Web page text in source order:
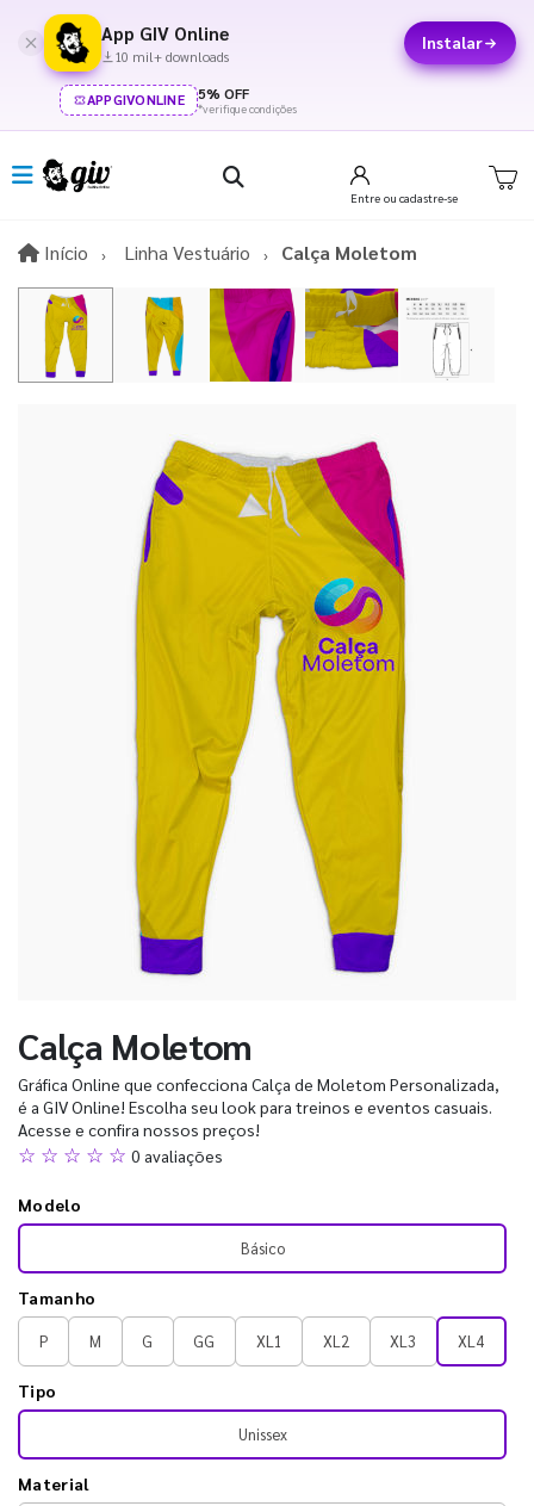
App GIV Online
10 mil+ downloads
Instalar
APPGIVONLINE 5% OFF
*verifique condições
Entre ou cadastre-se
Início InícioLinha Vestuário Calça Moletom
Calça Moletom
Gráfica Online que confecciona Calça de Moletom Personalizada,
é a GIV Online! Escolha seu look para treinos e eventos casuais.
Acesse e confira nossos preços!
☆ ☆ ☆ ☆ ☆ 0 avaliações
Modelo
Básico
Tamanho
P M G GG XL1 XL2 XL3 XL4
Tipo
Unissex
Material